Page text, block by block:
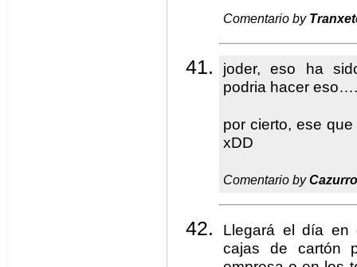
Comentario by
joder, eso ha
podria hacer eso….
por cierto, ese
xDD
Comentario by
Llegará el día en
cajas de cartón